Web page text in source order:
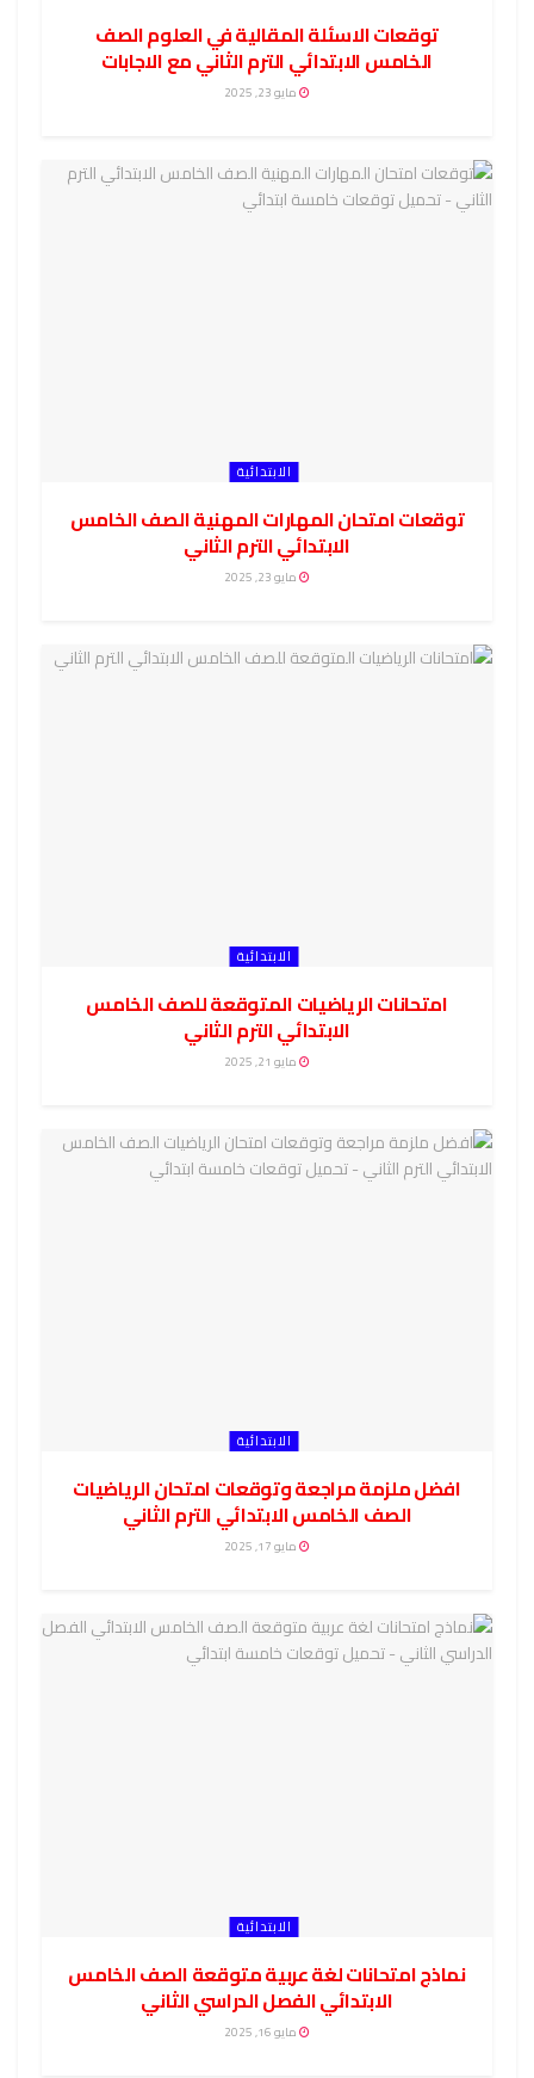
توقعات الاسئلة المقالية في العلوم الصف
الخامس الابتدائي الترم الثاني مع الاجابات
مايو 23, 2025
الابتدائية
توقعات امتحان المهارات المهنية الصف الخامس
الابتدائي الترم الثاني
مايو 23, 2025
الابتدائية
امتحانات الرياضيات المتوقعة للصف الخامس
الابتدائي الترم الثاني
مايو 21, 2025
الابتدائية
افضل ملزمة مراجعة وتوقعات امتحان الرياضيات
الصف الخامس الابتدائي الترم الثاني
مايو 17, 2025
الابتدائية
نماذج امتحانات لغة عربية متوقعة الصف الخامس
الابتدائي الفصل الدراسي الثاني
مايو 16, 2025